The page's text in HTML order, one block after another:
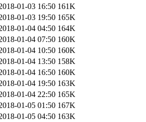
01-03 16:50 161K
01-03 19:50 165K
01-04 04:50 164K
01-04 07:50 160K
01-04 10:50 160K
01-04 13:50 158K
01-04 16:50 160K
01-04 19:50 163K
01-04 22:50 165K
01-05 01:50 167K
01-05 04:50 163K